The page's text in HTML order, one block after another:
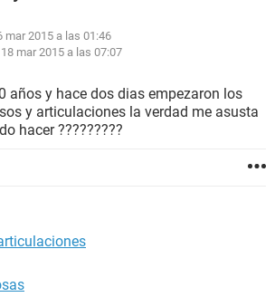
mar 2015 a las 01:46
18 mar 2015 a las 07:07
años y hace dos dias empezaron los
y articulaciones la verdad me asusta
hacer ?????????